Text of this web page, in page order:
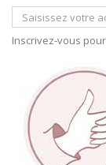
Inscrivez-vous